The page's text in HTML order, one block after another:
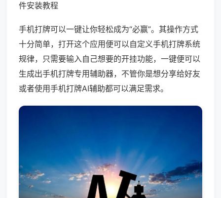
件安装教程
手机打牌可以一键让你轻松成为“必赢”。其操作方式
十分简单，打开这个应用便可以自定义手机打牌系统
规律，只需要输入自己想要的开挂功能，一键便可以
生成出手机打牌专用辅助器，不管你是想分享给好友
或者使用手机打牌AI辅助都可以满足需求。